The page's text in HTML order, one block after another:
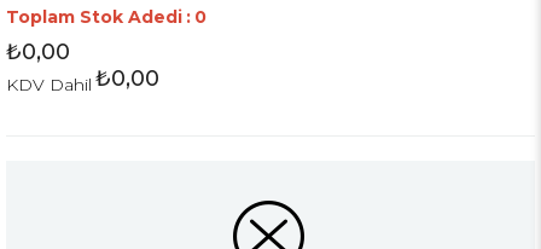
Toplam Stok Adedi : 0
₺0,00
KDV Dahil ₺0,00